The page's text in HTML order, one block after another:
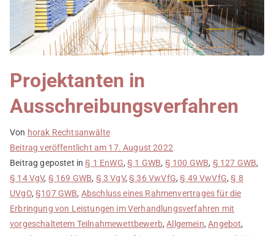
Projektanten in
Ausschreibungsverfahren
Von horak Rechtsanwälte
Beitrag veröffentlicht am 17. August 2022
Beitrag gepostet in§ 1 EnWG,§ 1 GWB, § 100 GWB, § 127 GWB,
§ 14 VgV, § 169 GWB, § 3 VgV,§ 36 VwVfG,§ 49 VwVfG,§ 8
UVgO,§107 GWB, Abschluss eines Rahmenvertrages für die
Erbringung von Leistungen im Verhandlungsverfahren mit
vorgeschaltetem Teilnahmewettbewerb,Allgemein,Angebot,